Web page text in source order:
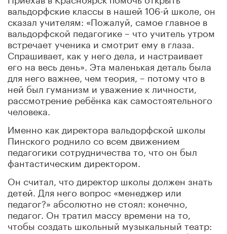
вальдорфские классы в нашей 106-й школе, он
сказал учителям: «Пожалуй, самое главное в
вальдорфской педагогике – что учитель утром
встречает ученика и смотрит ему в глаза.
Спрашивает, как у него дела, и настраивает
его на весь день». Эта маленькая деталь была
для него важнее, чем теория, – потому что в
ней был гуманизм и уважение к личности,
рассмотрение ребёнка как самостоятельного
человека.
Именно как директора вальдорфской школы
Пинского роднило со всем движением
педагогики сотрудничества то, что он был
фантастическим директором.
Он считал, что директор школы должен знать
детей. Для него вопрос «менеджер или
педагог?» абсолютно не стоял: конечно,
педагог. Он тратил массу времени на то,
чтобы создать школьный музыкальный театр: